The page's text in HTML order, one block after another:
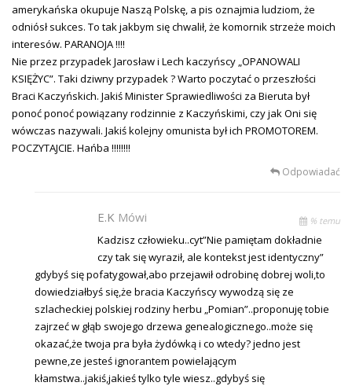
amerykańska okupuje Naszą Polskę, a pis oznajmia ludziom, że
odniósł sukces. To tak jakbym się chwalił, że komornik strzeże moich
interesów. PARANOJA !!!!
Nie przez przypadek Jarosław i Lech kaczyńscy „OPANOWALI
KSIĘŻYC”. Taki dziwny przypadek ? Warto poczytać o przeszłości
Braci Kaczyńskich. Jakiś Minister Sprawiedliwości za Bieruta był
ponoć ponoć powiązany rodzinnie z Kaczyńskimi, czy jak Oni się
wówczas nazywali. Jakiś kolejny omunista był ich PROMOTOREM.
POCZYTAJCIE. Hańba !!!!!!!!
Odpowiadać
E.K Mówi % temu
Kadzisz człowieku..cyt”Nie pamiętam dokładnie
czy tak się wyraził, ale kontekst jest identyczny”
gdybyś się pofatygował,abo przejawił odrobinę dobrej woli,to
dowiedziałbyś się,że bracia Kaczyńscy wywodzą się ze
szlacheckiej polskiej rodziny herbu „Pomian”..proponuję tobie
zajrzeć w głąb swojego drzewa genealogicznego..może się
okazać,że twoja pra była żydówką i co wtedy? jedno jest
pewne,ze jesteś ignorantem powielającym
kłamstwa..jakiś,jakieś tylko tyle wiesz..gdybyś się